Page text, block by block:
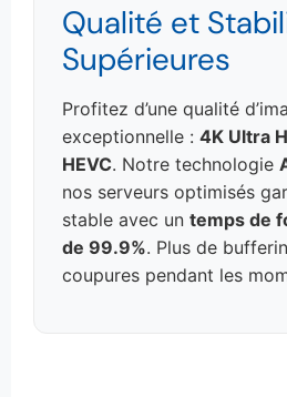
Qualité et
Supérieures
Profitez d’une qualité
exceptionnelle : 4K Ultra
HEVC. Notre technologie
nos serveurs optimisés
stable avec un temps de
de 99.9%. Plus de
coupures pendant les